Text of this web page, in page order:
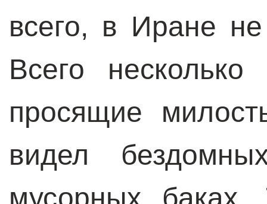
всего, в Иране
Всего
просящие
видел